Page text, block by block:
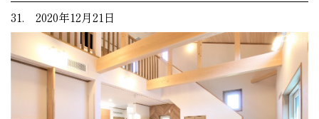
31. 2020年12月21日